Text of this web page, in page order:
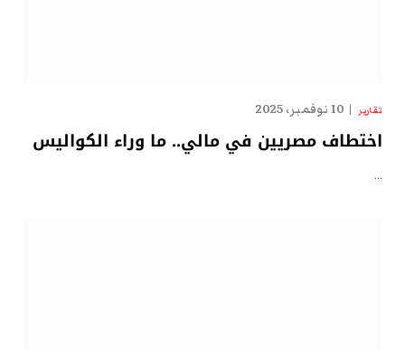
تقارير 10 نوفمبر، 2025
اختطاف مصريين في مالي.. ما وراء الكواليس
…